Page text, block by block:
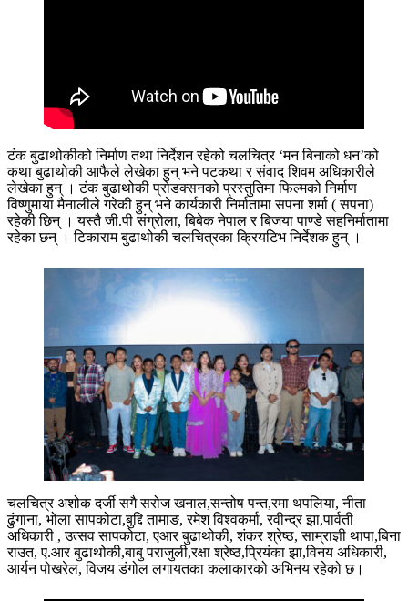
टंक बुढाथोकीको निर्माण तथा निर्देशन रहेको चलचित्र ‘मन बिनाको धन’को
कथा बुढाथोकी आफैले लेखेका हुन् भने पटकथा र संवाद शिवम अधिकारीले
लेखेका हुन् । टंक बुढाथोकी प्रोडक्सनको प्रस्तुतिमा फिल्मको निर्माण
विष्णुमाया मैनालीले गरेकी हुन् भने कार्यकारी निर्मातामा सपना शर्मा ( सपना)
रहेकी छिन् । यस्तै जी.पी संग्रोला, बिबेक नेपाल र बिजया पाण्डे सहनिर्मातामा
रहेका छन् । टिकाराम बुढाथोकी चलचित्रका क्रियटिभ निर्देशक हुन् ।
चलचित्र अशोक दर्जी सगै सरोज खनाल,सन्तोष पन्त,रमा थपलिया, नीता
ढुंगाना, भोला सापकोटा,बुद्दि तामाङ, रमेश विश्वकर्मा, रवीन्द्र झा,पार्वती
अधिकारी , उत्सव सापकोटा, एआर बुढाथोकी, शंकर श्रेष्ठ, साम्राज्ञी थापा,बिना
राउत, ए.आर बुढाथोकी,बाबु पराजुली,रक्षा श्रेष्ठ,प्रियंका झा,विनय अधिकारी,
आर्यन पोखरेल, विजय डंगोल लगायतका कलाकारको अभिनय रहेको छ।